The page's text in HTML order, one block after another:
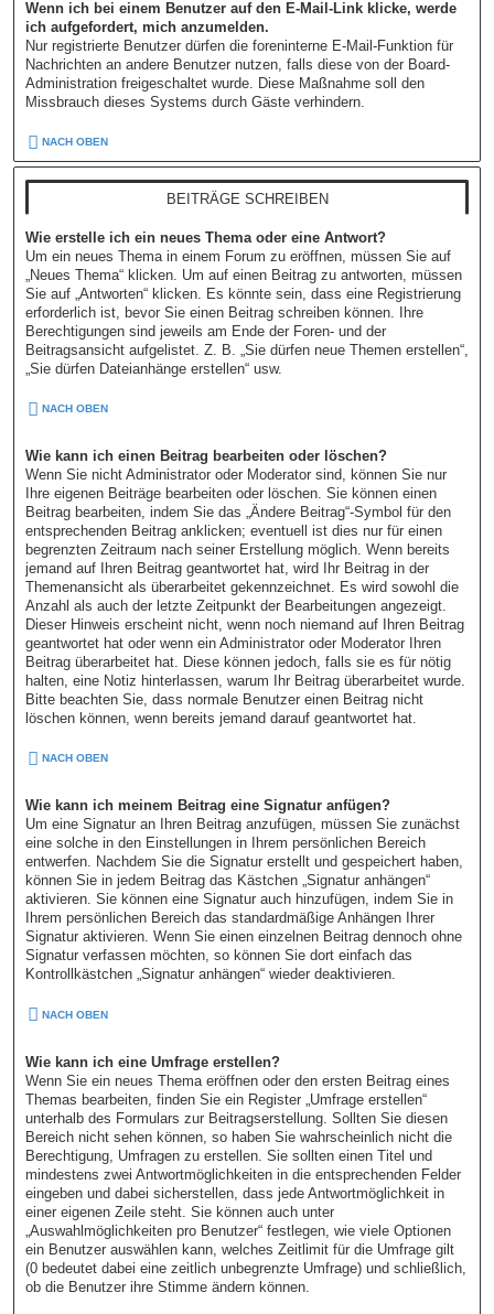
Wenn ich bei einem Benutzer auf den E-Mail-Link klicke, werde
ich aufgefordert, mich anzumelden.
Nur registrierte Benutzer dürfen die foreninterne E-Mail-Funktion für
Nachrichten an andere Benutzer nutzen, falls diese von der Board-
Administration freigeschaltet wurde. Diese Maßnahme soll den
Missbrauch dieses Systems durch Gäste verhindern.
NACH OBEN
BEITRÄGE SCHREIBEN
Wie erstelle ich ein neues Thema oder eine Antwort?
Um ein neues Thema in einem Forum zu eröffnen, müssen Sie auf
„Neues Thema“ klicken. Um auf einen Beitrag zu antworten, müssen
Sie auf „Antworten“ klicken. Es könnte sein, dass eine Registrierung
erforderlich ist, bevor Sie einen Beitrag schreiben können. Ihre
Berechtigungen sind jeweils am Ende der Foren- und der
Beitragsansicht aufgelistet. Z. B. „Sie dürfen neue Themen erstellen“,
„Sie dürfen Dateianhänge erstellen“ usw.
NACH OBEN
Wie kann ich einen Beitrag bearbeiten oder löschen?
Wenn Sie nicht Administrator oder Moderator sind, können Sie nur
Ihre eigenen Beiträge bearbeiten oder löschen. Sie können einen
Beitrag bearbeiten, indem Sie das „Ändere Beitrag“-Symbol für den
entsprechenden Beitrag anklicken; eventuell ist dies nur für einen
begrenzten Zeitraum nach seiner Erstellung möglich. Wenn bereits
jemand auf Ihren Beitrag geantwortet hat, wird Ihr Beitrag in der
Themenansicht als überarbeitet gekennzeichnet. Es wird sowohl die
Anzahl als auch der letzte Zeitpunkt der Bearbeitungen angezeigt.
Dieser Hinweis erscheint nicht, wenn noch niemand auf Ihren Beitrag
geantwortet hat oder wenn ein Administrator oder Moderator Ihren
Beitrag überarbeitet hat. Diese können jedoch, falls sie es für nötig
halten, eine Notiz hinterlassen, warum Ihr Beitrag überarbeitet wurde.
Bitte beachten Sie, dass normale Benutzer einen Beitrag nicht
löschen können, wenn bereits jemand darauf geantwortet hat.
NACH OBEN
Wie kann ich meinem Beitrag eine Signatur anfügen?
Um eine Signatur an Ihren Beitrag anzufügen, müssen Sie zunächst
eine solche in den Einstellungen in Ihrem persönlichen Bereich
entwerfen. Nachdem Sie die Signatur erstellt und gespeichert haben,
können Sie in jedem Beitrag das Kästchen „Signatur anhängen“
aktivieren. Sie können eine Signatur auch hinzufügen, indem Sie in
Ihrem persönlichen Bereich das standardmäßige Anhängen Ihrer
Signatur aktivieren. Wenn Sie einen einzelnen Beitrag dennoch ohne
Signatur verfassen möchten, so können Sie dort einfach das
Kontrollkästchen „Signatur anhängen“ wieder deaktivieren.
NACH OBEN
Wie kann ich eine Umfrage erstellen?
Wenn Sie ein neues Thema eröffnen oder den ersten Beitrag eines
Themas bearbeiten, finden Sie ein Register „Umfrage erstellen“
unterhalb des Formulars zur Beitragserstellung. Sollten Sie diesen
Bereich nicht sehen können, so haben Sie wahrscheinlich nicht die
Berechtigung, Umfragen zu erstellen. Sie sollten einen Titel und
mindestens zwei Antwortmöglichkeiten in die entsprechenden Felder
eingeben und dabei sicherstellen, dass jede Antwortmöglichkeit in
einer eigenen Zeile steht. Sie können auch unter
„Auswahlmöglichkeiten pro Benutzer“ festlegen, wie viele Optionen
ein Benutzer auswählen kann, welches Zeitlimit für die Umfrage gilt
(0 bedeutet dabei eine zeitlich unbegrenzte Umfrage) und schließlich,
ob die Benutzer ihre Stimme ändern können.